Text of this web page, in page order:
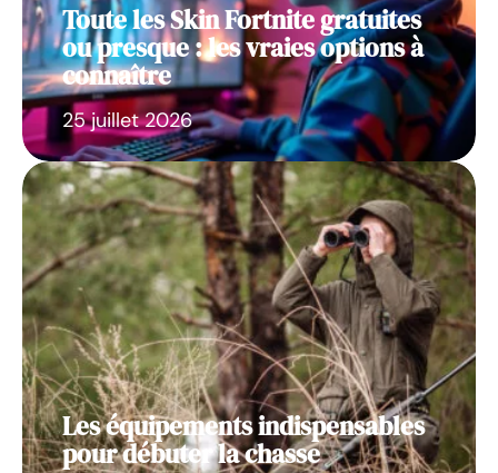
Toute les Skin Fortnite gratuites
ou presque : les vraies options à
connaître
25 juillet 2026
Les équipements indispensables
pour débuter la chasse